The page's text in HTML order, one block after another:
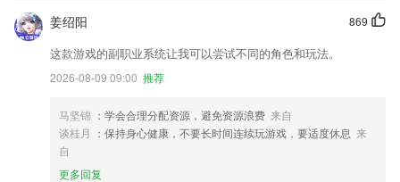
869
姜绍阳
这款游戏的副职业系统让我可以尝试不同的角色和玩法。
2026-08-09 09:00 推荐
马坚锦 ：学会合理分配资源，避免资源浪费 来自
谈桂月 ：保持身心健康，不要长时间连续玩游戏，要适度休息 来
自
更多回复